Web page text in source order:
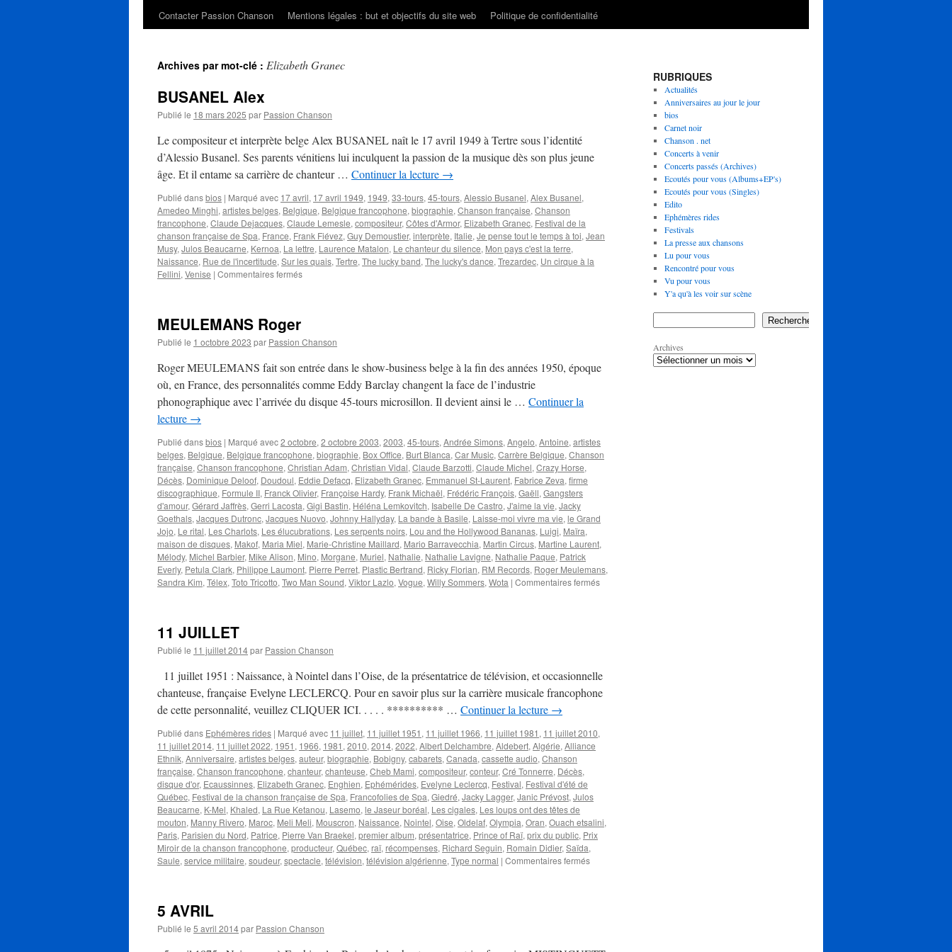
Contacter Passion Chanson
Mentions légales : but et objectifs du site web Politique de confidentialité
Archives par mot-clé : Elizabeth Granec
BUSANEL Alex
Publié le 18 mars 2025 par Passion Chanson
Le compositeur et interprète belge Alex BUSANEL naît le 17 avril 1949 à Tertre sous l’identité
d’Alessio Busanel. Ses parents vénitiens lui inculquent la passion de la musique dès son plus jeune
âge. Et il entame sa carrière de chanteur … Continuer la lecture →
Publié dansbios | Marqué avec 17 avril, 17 avril 1949, 1949, 33-tours, 45-tours, Alessio Busanel, Alex Busanel,
Amedeo Minghi, artistes belges, Belgique, Belgique francophone, biographie, Chanson française, Chanson
francophone, Claude Dejacques, Claude Lemesle, compositeur, Côtes d'Armor, Elizabeth Granec, Festival de la
chanson française de Spa, France, Frank Fiévez, Guy Demoustier, interprète, Italie, Je pense tout le temps à toi, Jean
Musy, Julos Beaucarne, Kernoa, La lettre, Laurence Matalon, Le chanteur du silence, Mon pays c'est la terre,
Naissance, Rue de l'incertitude, Sur les quais, Tertre, The lucky band, The lucky's dance, Trezardec, Un cirque à la
Fellini, Venise | Commentaires ferméssur
MEULEMANS Roger
Publié le 1 octobre 2023 par Passion Chanson
Roger MEULEMANS fait son entrée dans le show-business belge à la fin des années 1950, époque
où, en France, des personnalités comme Eddy Barclay changent la face de l’industrie
phonographique avec l’arrivée du disque 45-tours microsillon. Il devient ainsi le … Continuer la
lecture →
Publié dansbios | Marqué avec2 octobre, 2 octobre 2003, 2003, 45-tours, Andrée Simons, Angelo, Antoine, artistes
belges, Belgique, Belgique francophone, biographie, Box Office, Burt Blanca, Car Music, Carrère Belgique, Chanson
française, Chanson francophone, Christian Adam, Christian Vidal, Claude Barzotti, Claude Michel, Crazy Horse,
Décès, Dominique Deloof, Doudoul, Eddie Defacq, Elizabeth Granec, Emmanuel St-Laurent, Fabrice Zeva, firme
discographique, Formule II, Franck Olivier, Françoise Hardy, Frank Michaël, Frédéric François, Gaëll, Gangsters
d'amour, Gérard Jaffrès, Gerri Lacosta, Gigi Bastin, Héléna Lemkovitch, Isabelle De Castro, J'aime la vie, Jacky
Goethals, Jacques Dutronc, Jacques Nuovo, Johnny Hallyday, La bande à Basile, Laisse-moi vivre ma vie, le Grand
Jojo, Le rital, Les Charlots, Les élucubrations, Les serpents noirs, Lou and the Hollywood Bananas, Luigi, Maïra,
maison de disques, Makof, Maria Miel, Marie-Christine Maillard, Mario Barravecchia, Martin Circus, Martine Laurent,
Mélody, Michel Barbier, Mike Alison, Mino, Morgane, Muriel, Nathalie, Nathalie Lavigne, Nathalie Paque, Patrick
Everly, Petula Clark, Philippe Laumont, Pierre Perret, Plastic Bertrand, Ricky Florian, RM Records, Roger Meulemans,
Sandra Kim, Télex, Toto Tricotto, Two Man Sound, Viktor Lazlo, Vogue, Willy Sommers, Wota | Commentaires ferméssur
11 JUILLET
Publié le 11 juillet 2014par Passion Chanson
11 juillet 1951 : Naissance, à Nointel dans l’Oise, de la présentatrice de télévision, et occasionnelle
chanteuse, française Evelyne LECLERCQ. Pour en savoir plus sur la carrière musicale francophone
de cette personnalité, veuillez CLIQUER ICI. . . . . ********** … Continuer la lecture →
Publié dans Ephémères rides | Marqué avec 11 juillet, 11 juillet 1951 , 11 juillet 1966, 11 juillet 1981 , 11 juillet 2010,
11 juillet 2014, 11 juillet 2022, 1951 , 1966, 1981 , 2010, 2014, 2022, Albert Delchambre, Aldebert, Algérie, Alliance
Ethnik, Anniversaire, artistes belges, auteur, biographie, Bobigny, cabarets, Canada, cassette audio, Chanson
française, Chanson francophone, chanteur, chanteuse, Cheb Mami, compositeur, conteur, Cré Tonnerre, Décès,
disque d'or, Ecaussinnes, Elizabeth Granec, Enghien, Ephémérides, Evelyne Leclercq, Festival, Festival d'été de
Québec, Festival de la chanson française de Spa, Francofolies de Spa, Giedré, Jacky Lagger, Janic Prévost, Julos
Beaucarne, K-Mel, Khaled, La Rue Ketanou, Lasemo, le Jaseur boréal, Les cigales, Les loups ont des têtes de
mouton, Manny Rivero, Maroc, Meli Meli, Mouscron, Naissance, Nointel, Oise, Oldelaf, Olympia, Oran, Ouach etsalini,
Paris, Parisien du Nord, Patrice, Pierre Van Braekel, premier album, présentatrice, Prince of Raï, prix du public, Prix
Miroir de la chanson francophone, producteur, Québec, raï, récompenses, Richard Seguin, Romain Didier, Saïda,
Saule, service militaire, soudeur, spectacle, télévision, télévision algérienne, Type normal | Commentaires ferméssur
5 AVRIL
Publié le 5 avril 2014par Passion Chanson
RUBRIQUES
Actualités
Anniversaires au jour le jour
bios
Carnet noir
Chanson . net
Concerts à venir
Concerts passés (Archives)
Ecoutés pour vous (Albums+EP's)
Ecoutés pour vous (Singles)
Edito
Ephémères rides
Festivals
La presse aux chansons
Lu pour vous
Rencontré pour vous
Vu pour vous
Y'a qu'à les voir sur scène
Rechercher
Archives